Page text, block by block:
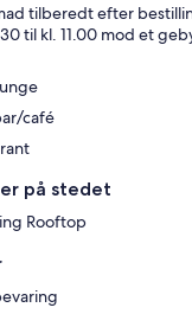
tilberedt efter
til kl. 11.00 mod et
café
på stedet
Rooftop